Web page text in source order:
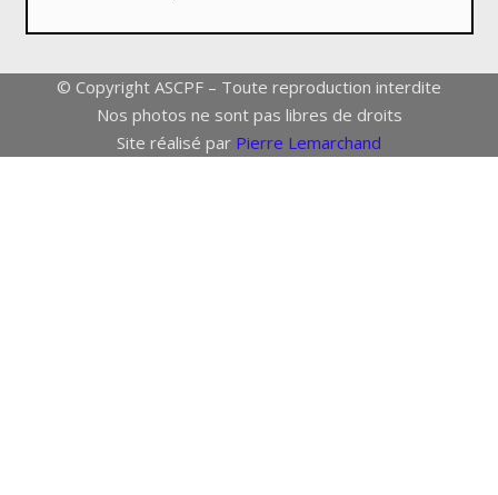
© Copyright ASCPF – Toute reproduction interdite
Nos photos ne sont pas libres de droits
Site réalisé par Pierre Lemarchand